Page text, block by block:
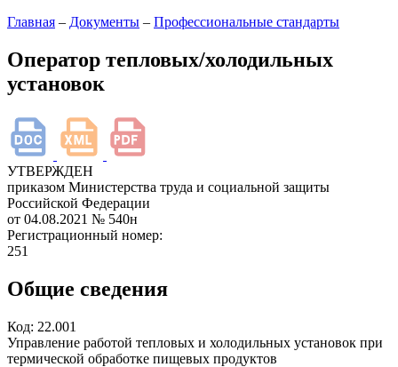
Главная – Документы – Профессиональные стандарты
Оператор тепловых/холодильных
установок
УТВЕРЖДЕН
приказом Министерства труда и социальной защиты
Российской Федерации
от 04.08.2021 № 540н
Регистрационный номер:
251
Общие сведения
Код: 22.001
Управление работой тепловых и холодильных установок при
термической обработке пищевых продуктов